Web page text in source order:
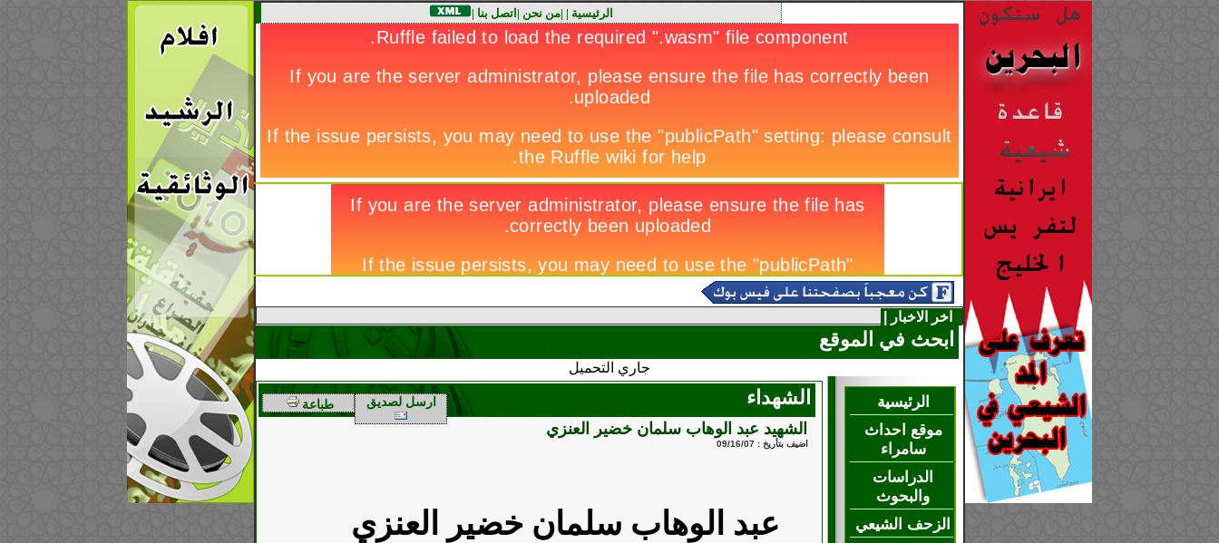
الرئيسية |
|من نحن | اتصل بنا |
اخر الاخبار |
ابحث في الموقع
جاري التحميل
الرئيسية
موقع احداث
سامراء
الدراسات
والبحوث
الزحف الشيعي
طباعة ارسل لصديق الشهداء
الشهيد عبد الوهاب سلمان خضير العنزي
اضيف بتأريخ : 09/16/07
عبد الوهاب سلمان خضير العنزي